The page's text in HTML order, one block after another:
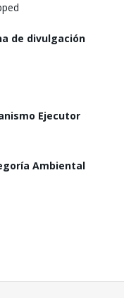
de divulgación
Ejecutor
Ambiental